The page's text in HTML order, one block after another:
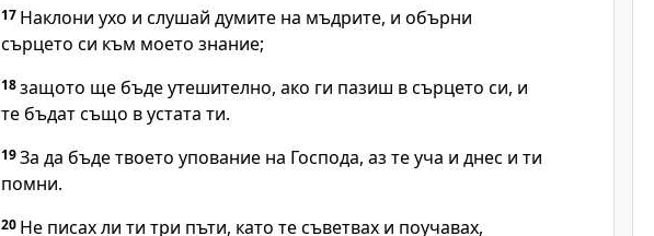
17 Наклони ухо и слушай думите на мъдрите, и обърни
сърцето си към моето знание;
18защото ще бъде утешително, ако ги пазиш в сърцето си, и
те бъдат също в устата ти.
19За да бъде твоето упование на Господа, аз те уча и днес и ти
помни.
20 Не писах ли ти три пъти, като те съветвах и поучавах,